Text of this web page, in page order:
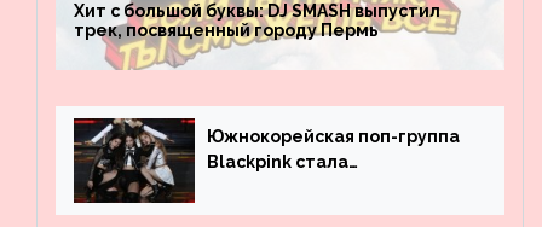
Хит с большой буквы: DJ SMASH выпустил
трек, посвященный городу Пермь
Южнокорейская поп-группа
Blackpink стала
просмотрам на YouTube. Они